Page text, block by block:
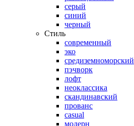
серый
синий
черный
Стиль
современный
эко
средиземноморский
пэчворк
лофт
неоклассика
скандинавский
прованс
casual
модерн